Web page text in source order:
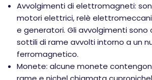
Avvolgimenti di elettromagneti:
motori elettrici, relè
e generatori. Gli avvolgimenti
sottili di rame avvolti intorno a un
ferromagnetico.
Monete: alcune monete